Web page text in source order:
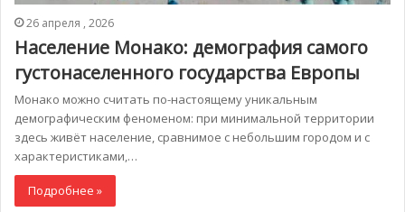
26 апреля , 2026
Население Монако: демография самого
густонаселенного государства Европы
Монако можно считать по-настоящему уникальным
демографическим феноменом: при минимальной территории
здесь живёт население, сравнимое с небольшим городом и с
характеристиками,…
Подробнее »